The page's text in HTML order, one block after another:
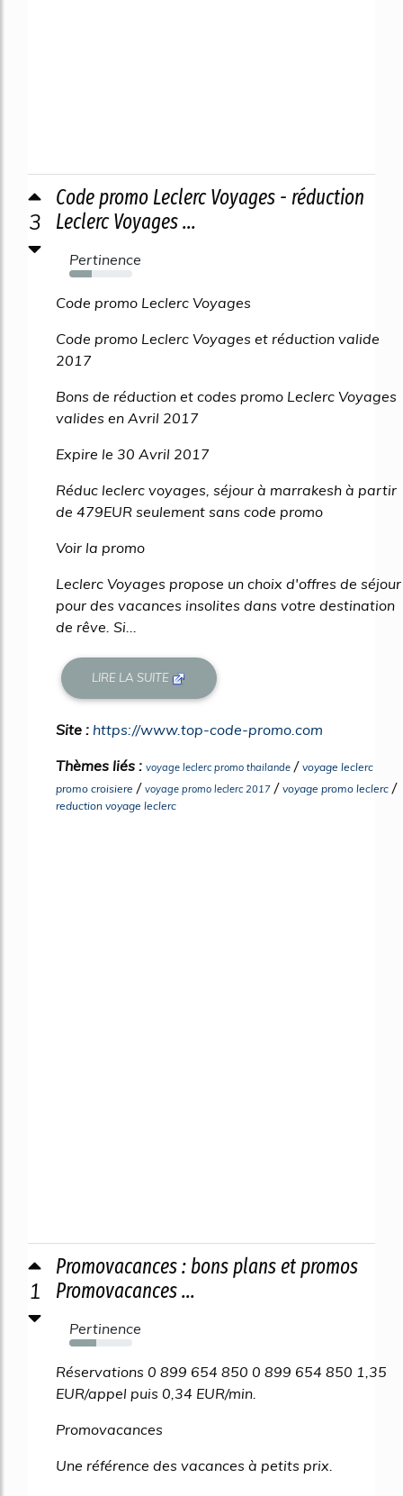
3
Code promo Leclerc Voyages - réduction
Leclerc Voyages ...
Pertinence
36%
Code promo Leclerc Voyages
Code promo Leclerc Voyages et réduction valide
2017
Bons de réduction et codes promo Leclerc Voyages
valides en Avril 2017
Expire le 30 Avril 2017
Réduc leclerc voyages, séjour à marrakesh à partir
de 479EUR seulement sans code promo
Voir la promo
Leclerc Voyages propose un choix d'offres de séjour
pour des vacances insolites dans votre destination
de rêve. Si...
LIRE LA SUITE
Site : https://www.top-code-promo.com
Thèmes liés : voyage leclerc promo thailande / voyage leclerc
promo croisiere / voyage promo leclerc 2017 / voyage promo leclerc /
reduction voyage leclerc
1
Promovacances : bons plans et promos
Promovacances ...
Pertinence
43%
Réservations 0 899 654 850 0 899 654 850 1,35
EUR/appel puis 0,34 EUR/min.
Promovacances
Une référence des vacances à petits prix.